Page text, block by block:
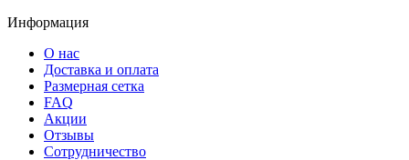
Информация
О нас
Доставка и оплата
Размерная сетка
FAQ
Акции
Отзывы
Сотрудничество